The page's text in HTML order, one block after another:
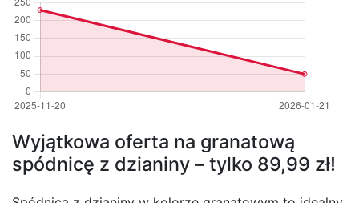
Wyjątkowa oferta na granatową
spódnicę z dzianiny – tylko 89,99 zł!